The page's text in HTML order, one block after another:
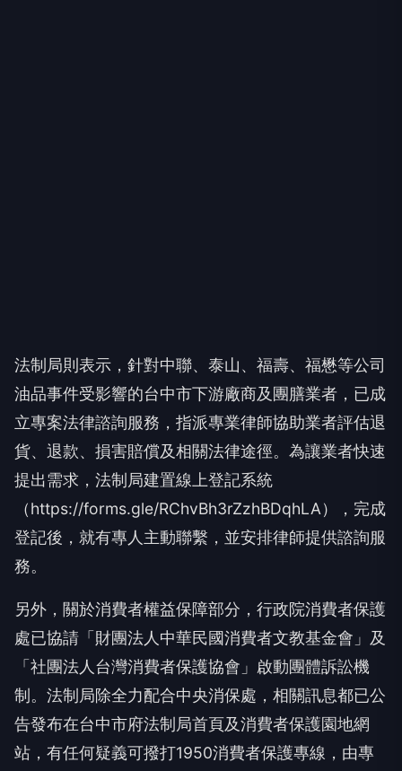
法制局則表示，針對中聯、泰山、福壽、福懋等公司
油品事件受影響的台中市下游廠商及團膳業者，已成
立專案法律諮詢服務，指派專業律師協助業者評估退
貨、退款、損害賠償及相關法律途徑。為讓業者快速
提出需求，法制局建置線上登記系統
（https://forms.gle/RChvBh3rZzhBDqhLA），完成
登記後，就有專人主動聯繫，並安排律師提供諮詢服
務。
另外，關於消費者權益保障部分，行政院消費者保護
處已協請「財團法人中華民國消費者文教基金會」及
「社團法人台灣消費者保護協會」啟動團體訴訟機
制。法制局除全力配合中央消保處，相關訊息都已公
告發布在台中市府法制局首頁及消費者保護園地網
站，有任何疑義可撥打1950消費者保護專線，由專